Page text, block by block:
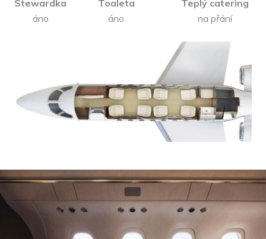
Stewardka
áno
Toaleta
áno
Teplý catering
na přání